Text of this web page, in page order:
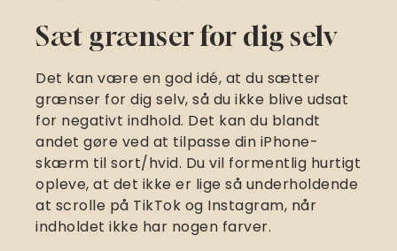
Sæt grænser for dig selv
Det kan være en god idé, at du sætter
grænser for dig selv, så du ikke blive udsat
for negativt indhold. Det kan du blandt
andet gøre ved at tilpasse din iPhone-
skærm til sort/hvid. Du vil formentlig hurtigt
opleve, at det ikke er lige så underholdende
at scrolle på TikTok og Instagram, når
indholdet ikke har nogen farver.